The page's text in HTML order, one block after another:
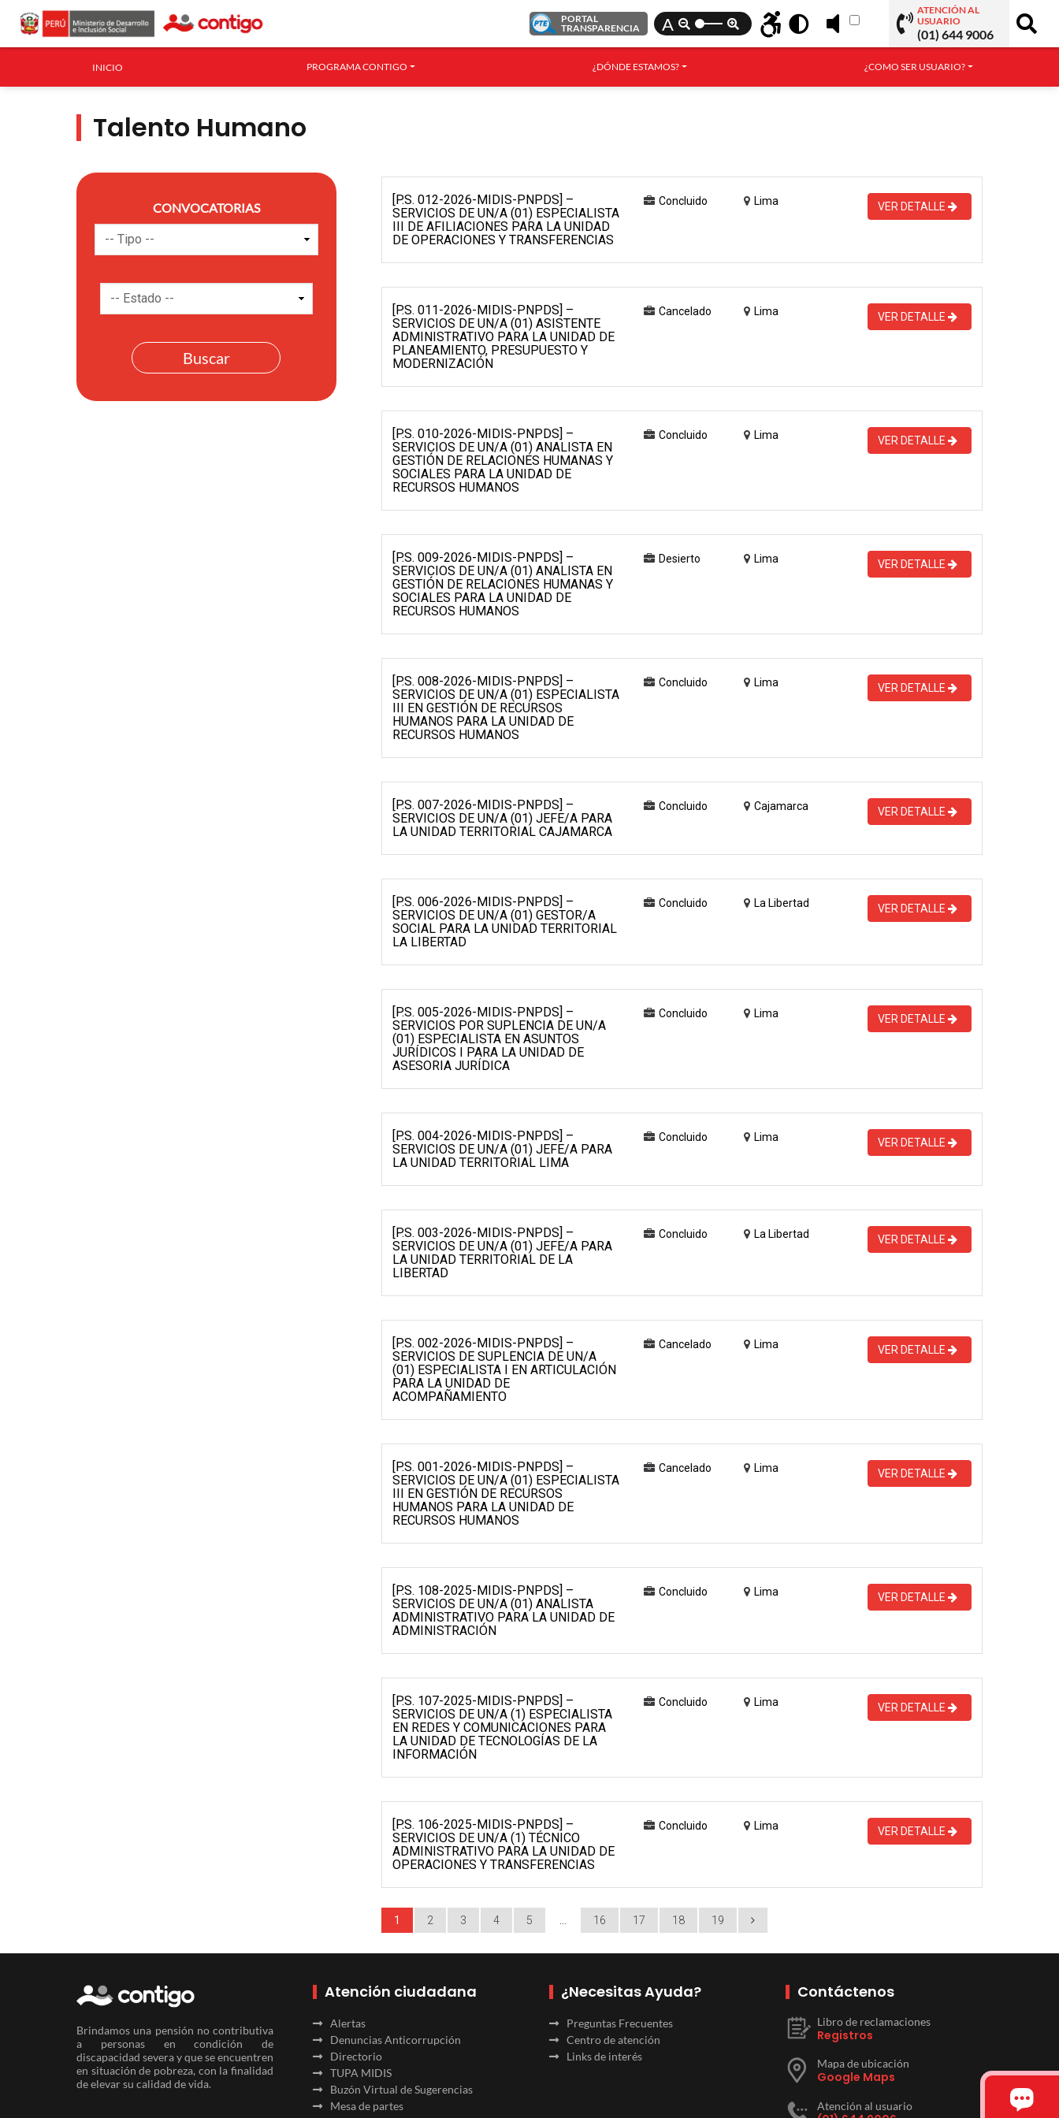
PORTAL
TRANSPARENCIA
A
ATENCIÓN AL
USUARIO
(01) 644 9006
INICIO PROGRAMA CONTIGO ¿DÓNDE ESTAMOS? ¿COMO SER USUARIO?
Talento Humano
CONVOCATORIAS
[P.S. 012-2026-MIDIS-PNPDS] –
SERVICIOS DE UN/A (01) ESPECIALISTA
III DE AFILIACIONES PARA LA UNIDAD
DE OPERACIONES Y TRANSFERENCIAS
Concluido Lima VER DETALLE
[P.S. 011-2026-MIDIS-PNPDS] –
SERVICIOS DE UN/A (01) ASISTENTE
ADMINISTRATIVO PARA LA UNIDAD DE
PLANEAMIENTO, PRESUPUESTO Y
MODERNIZACIÓN
Cancelado Lima VER DETALLE
[P.S. 010-2026-MIDIS-PNPDS] –
SERVICIOS DE UN/A (01) ANALISTA EN
GESTIÓN DE RELACIONES HUMANAS Y
SOCIALES PARA LA UNIDAD DE
RECURSOS HUMANOS
Concluido Lima VER DETALLE
[P.S. 009-2026-MIDIS-PNPDS] –
SERVICIOS DE UN/A (01) ANALISTA EN
GESTIÓN DE RELACIONES HUMANAS Y
SOCIALES PARA LA UNIDAD DE
RECURSOS HUMANOS
Desierto Lima VER DETALLE
[P.S. 008-2026-MIDIS-PNPDS] –
SERVICIOS DE UN/A (01) ESPECIALISTA
III EN GESTIÓN DE RECURSOS
HUMANOS PARA LA UNIDAD DE
RECURSOS HUMANOS
Concluido Lima VER DETALLE
[P.S. 007-2026-MIDIS-PNPDS] –
SERVICIOS DE UN/A (01) JEFE/A PARA
LA UNIDAD TERRITORIAL CAJAMARCA
Concluido Cajamarca VER DETALLE
[P.S. 006-2026-MIDIS-PNPDS] –
SERVICIOS DE UN/A (01) GESTOR/A
SOCIAL PARA LA UNIDAD TERRITORIAL
LA LIBERTAD
Concluido La Libertad VER DETALLE
[P.S. 005-2026-MIDIS-PNPDS] –
SERVICIOS POR SUPLENCIA DE UN/A
(01) ESPECIALISTA EN ASUNTOS
JURÍDICOS I PARA LA UNIDAD DE
ASESORIA JURÍDICA
Concluido Lima VER DETALLE
[P.S. 004-2026-MIDIS-PNPDS] –
SERVICIOS DE UN/A (01) JEFE/A PARA
LA UNIDAD TERRITORIAL LIMA
Concluido Lima VER DETALLE
[P.S. 003-2026-MIDIS-PNPDS] –
SERVICIOS DE UN/A (01) JEFE/A PARA
LA UNIDAD TERRITORIAL DE LA
LIBERTAD
Concluido La Libertad VER DETALLE
[P.S. 002-2026-MIDIS-PNPDS] –
SERVICIOS DE SUPLENCIA DE UN/A
(01) ESPECIALISTA I EN ARTICULACIÓN
PARA LA UNIDAD DE
ACOMPAÑAMIENTO
Cancelado Lima VER DETALLE
[P.S. 001-2026-MIDIS-PNPDS] –
SERVICIOS DE UN/A (01) ESPECIALISTA
III EN GESTIÓN DE RECURSOS
HUMANOS PARA LA UNIDAD DE
RECURSOS HUMANOS
Cancelado Lima VER DETALLE
[P.S. 108-2025-MIDIS-PNPDS] –
SERVICIOS DE UN/A (01) ANALISTA
ADMINISTRATIVO PARA LA UNIDAD DE
ADMINISTRACIÓN
Concluido Lima VER DETALLE
[P.S. 107-2025-MIDIS-PNPDS] –
SERVICIOS DE UN/A (1) ESPECIALISTA
EN REDES Y COMUNICACIONES PARA
LA UNIDAD DE TECNOLOGÍAS DE LA
INFORMACIÓN
Concluido Lima VER DETALLE
[P.S. 106-2025-MIDIS-PNPDS] –
SERVICIOS DE UN/A (1) TÉCNICO
ADMINISTRATIVO PARA LA UNIDAD DE
OPERACIONES Y TRANSFERENCIAS
Concluido Lima VER DETALLE
1 2 3 4 5 16 17 18 19
Brindamos una pensión no contributiva
a personas en condición de
discapacidad severa y que se encuentren
en situación de pobreza, con la finalidad
de elevar su calidad de vida.
Atención ciudadana
Alertas
Denuncias Anticorrupción
Directorio
TUPA MIDIS
Buzón Virtual de Sugerencias
Mesa de partes
¿Necesitas Ayuda?
Preguntas Frecuentes
Centro de atención
Links de interés
Contáctenos
Libro de reclamaciones
Registros
Mapa de ubicación
Google Maps
Atención al usuario